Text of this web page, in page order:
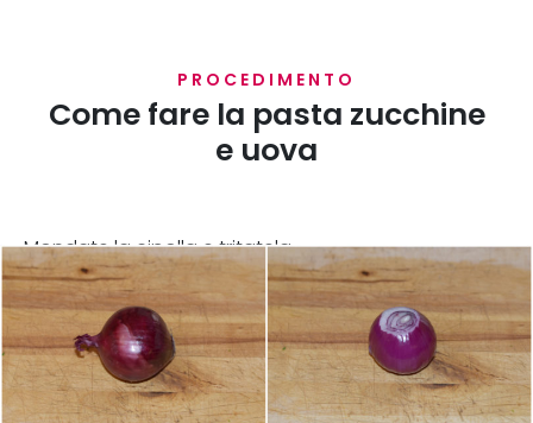
PROCEDIMENTO
Come fare la pasta zucchine
e uova
Mondate la cipolla e tritatela.